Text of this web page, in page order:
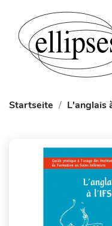
Startseite L'anglais